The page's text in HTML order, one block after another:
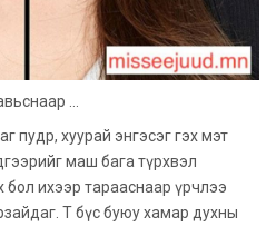
...
пудр, хуурай энгэсэг гэх мэт
маш бага түрхвэл
бол ихээр тарааснаар үрчлээ
Т бүс буюу хамар духны